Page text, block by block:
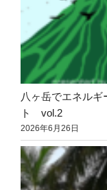
八ヶ岳でエネル
ト vol.2
2026年6月26日